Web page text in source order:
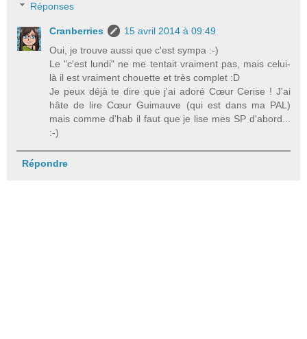
Réponses
Cranberries
15 avril 2014 à 09:49
Oui, je trouve aussi que c'est sympa :-)
Le "c'est lundi" ne me tentait vraiment pas, mais celui-
là il est vraiment chouette et très complet :D
Je peux déjà te dire que j'ai adoré Cœur Cerise ! J'ai
hâte de lire Cœur Guimauve (qui est dans ma PAL)
mais comme d'hab il faut que je lise mes SP d'abord...
:-)
Répondre